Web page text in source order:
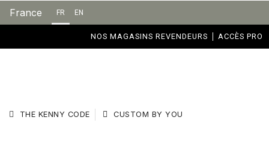
France FR EN
NOS MAGASINS REVENDEURS ACCÈS PRO
THE KENNY CODE CUSTOM BY YOU